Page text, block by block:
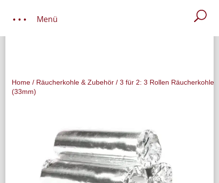
Menü
Home/ Räucherkohle & Zubehör/ 3 für 2: 3 Rollen Räucherkohle
(33mm)